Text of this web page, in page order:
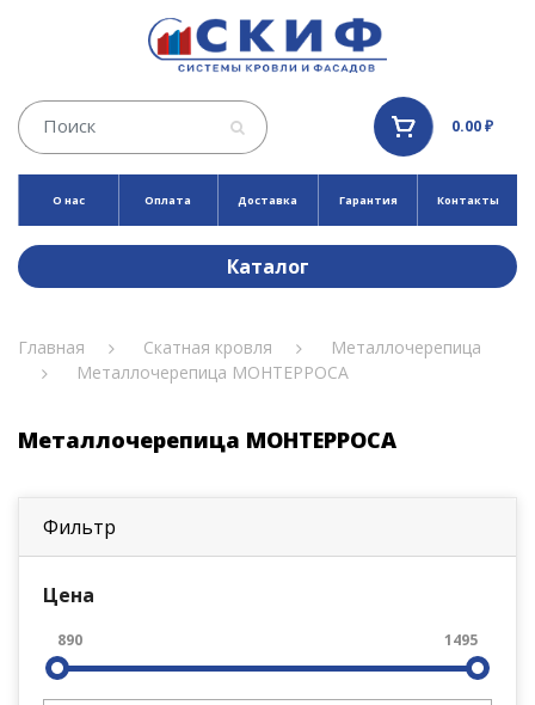
0.00 ₽
О нас Оплата Доставка Гарантия Контакты
Каталог
Главная Скатная кровля
Металлочерепица
Металлочерепица МОНТЕРРОСА
Металлочерепица МОНТЕРРОСА
Фильтр
Цена
890 1495